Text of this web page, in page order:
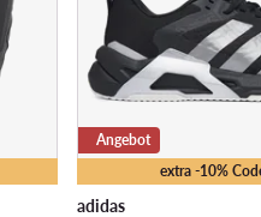
extra -10%
Angebot
adidas